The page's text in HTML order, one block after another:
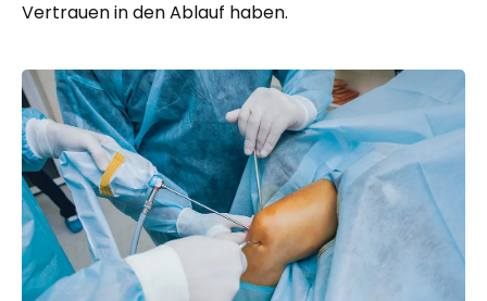
Vertrauen in den Ablauf haben.